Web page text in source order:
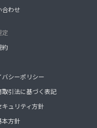
合わせ
定
約
バシーポリシー
取引法に基づく表記
キュリティ方針
本方針